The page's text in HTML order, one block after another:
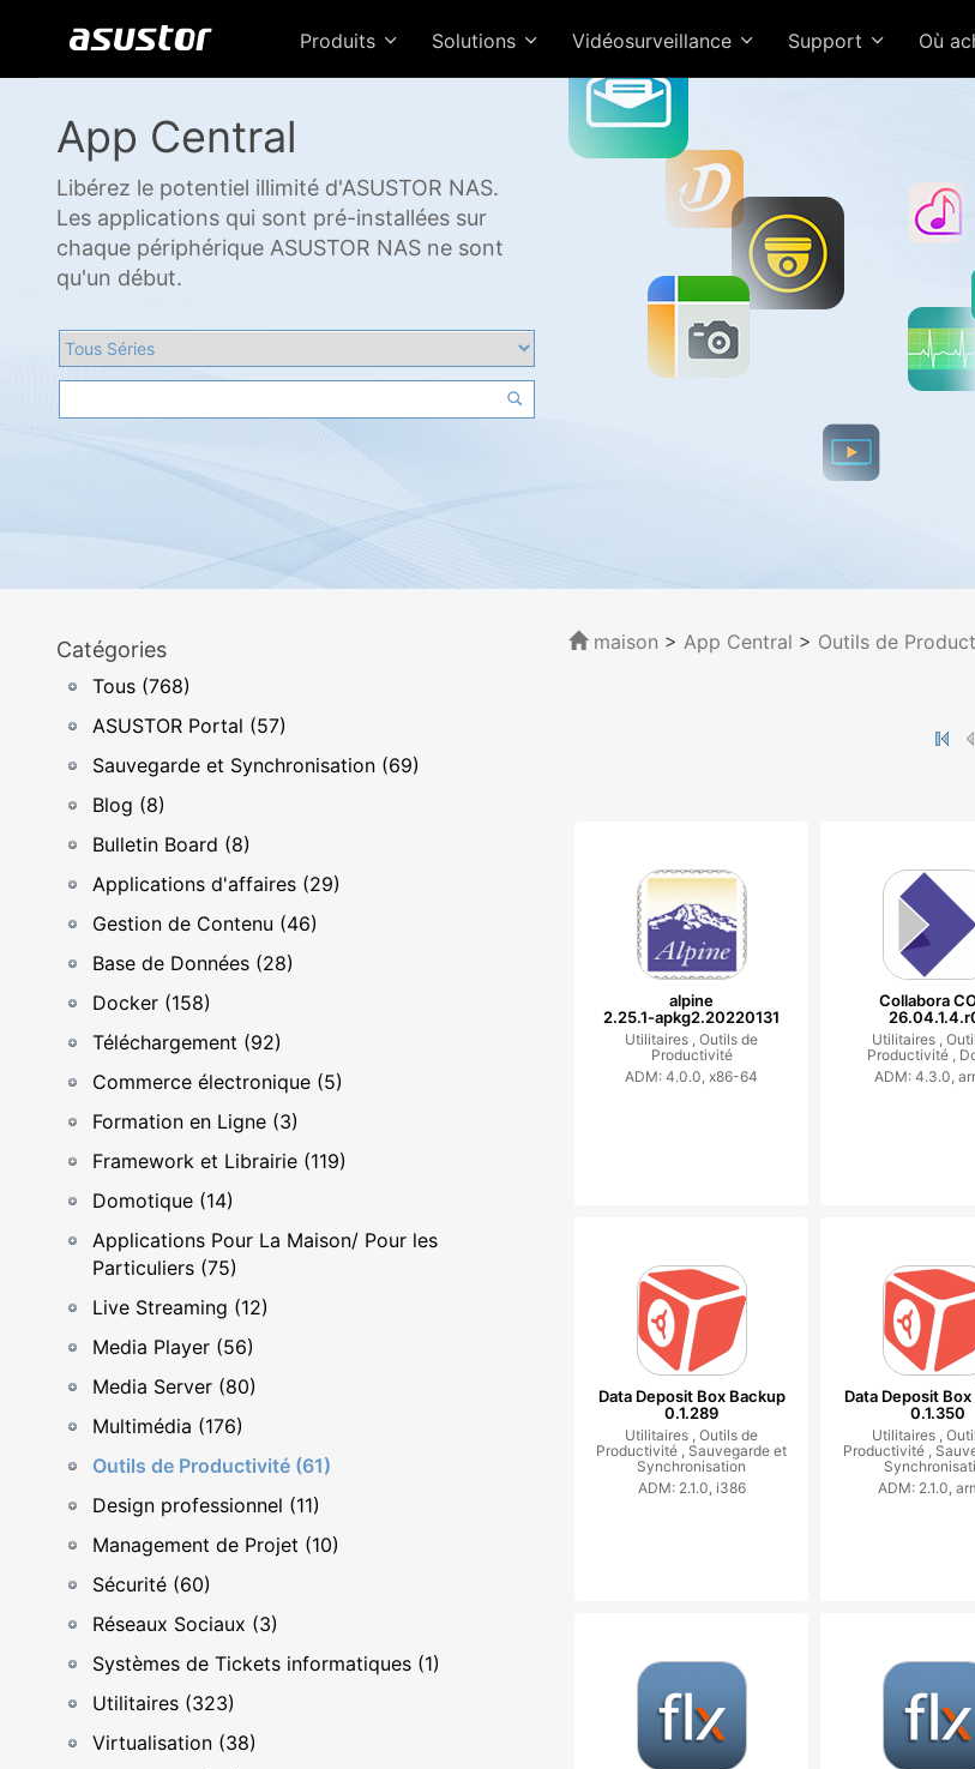
Produits Solutions Vidéosurveillance Support Où
App Central
Libérez le potentiel illimité d'ASUSTOR NAS.
Les applications qui sont pré-installées sur
chaque périphérique ASUSTOR NAS ne sont
qu'un début.
Catégories
Tous (768)
ASUSTOR Portal (57)
Sauvegarde et Synchronisation (69)
Blog (8)
Bulletin Board (8)
Applications d'affaires (29)
Gestion de Contenu (46)
Base de Données (28)
Docker (158)
Téléchargement (92)
Commerce électronique (5)
Formation en Ligne (3)
Framework et Librairie (119)
Domotique (14)
Applications Pour La Maison/ Pour les
Particuliers (75)
Live Streaming (12)
Media Player (56)
Media Server (80)
Multimédia (176)
Outils de Productivité (61)
Design professionnel (11)
Management de Projet (10)
Sécurité (60)
Réseaux Sociaux (3)
Systèmes de Tickets informatiques (1)
Utilitaires (323)
Virtualisation (38)
maison > App Central > Outils de
alpine
2.25.1-apkg2.20220131
Utilitaires ,Outils de
Productivité
ADM: 4.0.0, x86-64
Collabora
Utilitaires ,
Productivité ,
ADM: 4.3.0,
Data Deposit Box Backup
0.1.289
Utilitaires ,Outils de
Productivité , Sauvegarde et
Synchronisation
ADM: 2.1.0, i386
Data Deposit
0.1.350
Utilitaires ,
Productivité ,
ADM: 2.1.0,